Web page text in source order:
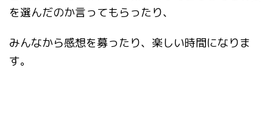
を選んだのか言ってもらったり、
みんなから感想を募ったり、楽しい時間になりま
す。